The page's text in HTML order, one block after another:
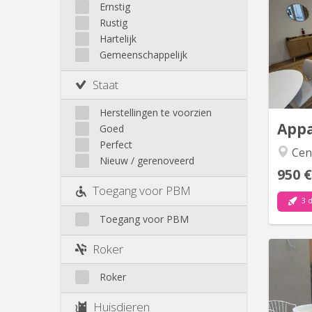
Andere
Ernstig
Rustig
Hartelijk
Gemeenschappelijk
Staat
Herstellingen te voorzien
Goed
Perfect
Nieuw / gerenoveerd
Toegang voor PBM
Toegang voor PBM
Roker
Roker
Huisdieren
950 €
3
📍
€/
3
à